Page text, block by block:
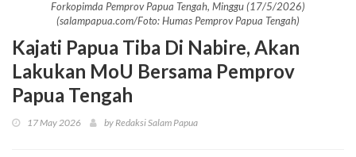
Forkopimda Pemprov Papua Tengah, Minggu (17/5/2026)
(salampapua.com/Foto: Humas Pemprov Papua Tengah)
Kajati Papua Tiba Di Nabire, Akan
Lakukan MoU Bersama Pemprov
Papua Tengah
17 May 2026 by Redaksi Salam Papua